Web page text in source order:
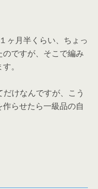
ヶ月半くらい、ちょっ
ですが、そこで編み
。
だけなんですが、こう
らせたら一級品の自